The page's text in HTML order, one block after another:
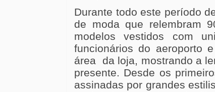
Durante todo este período
de moda que relembram
modelos vestidos com
funcionários do aeroporto
área da loja, mostrando a
presente. Desde os
assinadas por grandes